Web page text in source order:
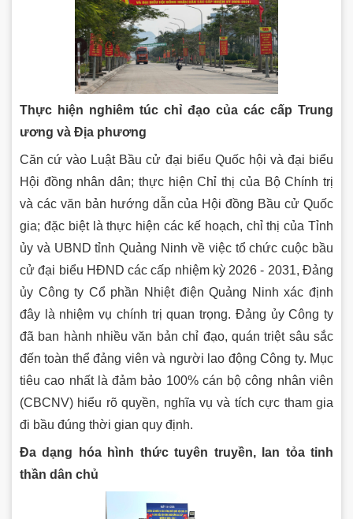
Thực hiện nghiêm túc chỉ đạo của các cấp Trung
ương và Địa phương
Căn cứ vào Luật Bầu cử đại biểu Quốc hội và đại biểu
Hội đồng nhân dân; thực hiện Chỉ thị của Bộ Chính trị
và các văn bản hướng dẫn của Hội đồng Bầu cử Quốc
gia; đặc biệt là thực hiện các kế hoạch, chỉ thị của Tỉnh
ủy và UBND tỉnh Quảng Ninh về việc tổ chức cuộc bầu
cử đại biểu HĐND các cấp nhiệm kỳ 2026 - 2031, Đảng
ủy Công ty Cổ phần Nhiệt điện Quảng Ninh xác định
đây là nhiệm vụ chính trị quan trọng. Đảng ủy Công ty
đã ban hành nhiều văn bản chỉ đạo, quán triệt sâu sắc
đến toàn thể đảng viên và người lao động Công ty. Mục
tiêu cao nhất là đảm bảo 100% cán bộ công nhân viên
(CBCNV) hiểu rõ quyền, nghĩa vụ và tích cực tham gia
đi bầu đúng thời gian quy định.
Đa dạng hóa hình thức tuyên truyền, lan tỏa tinh
thần dân chủ